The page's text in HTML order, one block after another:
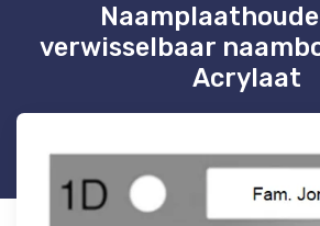
verwisselbaar
Acrylaat